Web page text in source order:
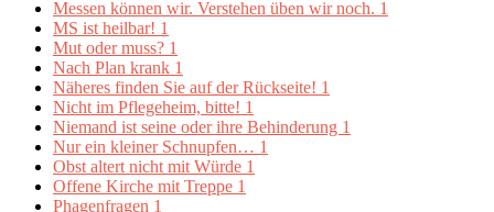
Messen können wir. Verstehen üben wir noch. 1
MS ist heilbar! 1
Mut oder muss? 1
Nach Plan krank 1
Näheres finden Sie auf der Rückseite! 1
Nicht im Pflegeheim, bitte! 1
Niemand ist seine oder ihre Behinderung 1
Nur ein kleiner Schnupfen… 1
Obst altert nicht mit Würde 1
Offene Kirche mit Treppe 1
Phagenfragen 1